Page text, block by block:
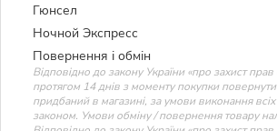
Гюнсел
Ночной Экспресс
Повернення і обмін
Відповідно до закону України «про захист
протягом 14 днів з моменту покупки
придбаний в магазині, за умови виконання
законом. Умови обміну / повернення товару